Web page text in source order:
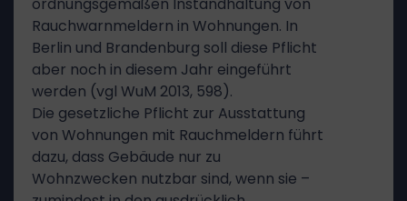
Rauchwarnmeldern in Wohnungen. In
Berlin und Brandenburg soll diese Pflicht
aber noch in diesem Jahr eingeführt
werden (vgl WuM 2013, 598).
Die gesetzliche Pflicht zur Ausstattung
von Wohnungen mit Rauchmeldern führt
dazu, dass Gebäude nur zu
Wohnzwecken nutzbar sind, wenn sie –